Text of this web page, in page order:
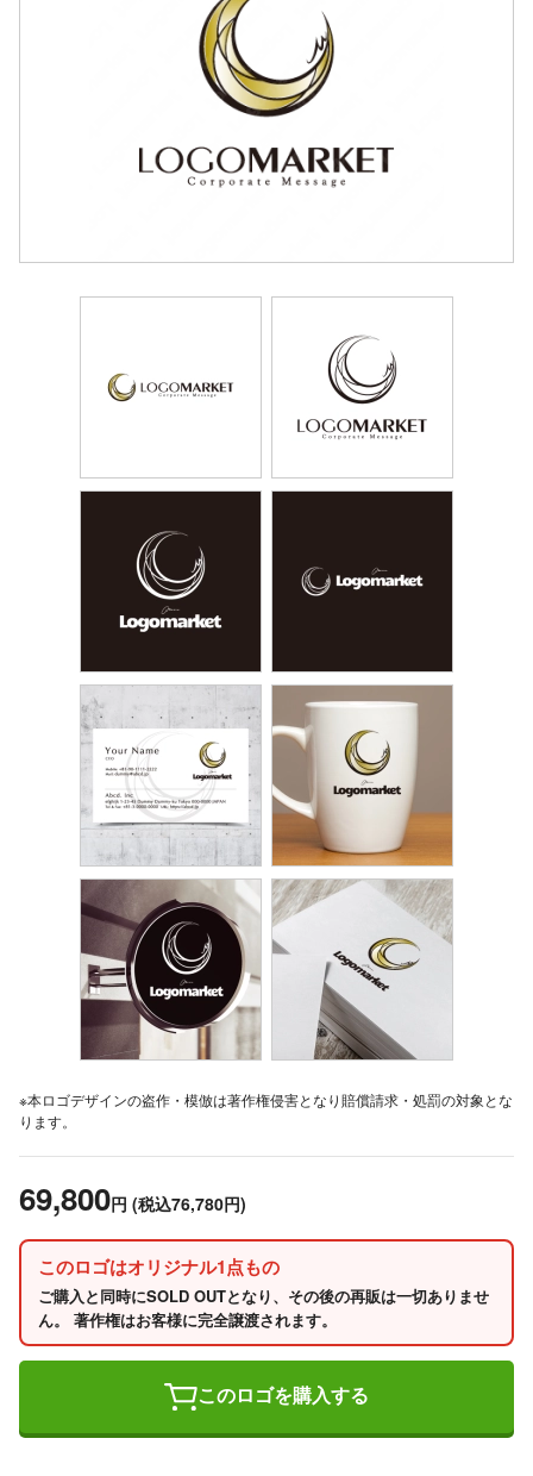
※本ロゴデザインの盗作・模倣は著作権侵害となり賠償請求・処罰の対象とな
ります。
69,800円 (税込76,780円)
このロゴはオリジナル1点もの
ご購入と同時にSOLD OUTとなり、その後の再販は一切ありませ
ん。 著作権はお客様に完全譲渡されます。
このロゴを購入する